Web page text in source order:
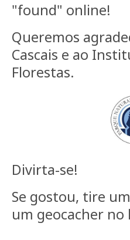
"found" online!
Queremos
Cascais e ao
Florestas.
Divirta-se!
Se gostou, tire
um geocacher